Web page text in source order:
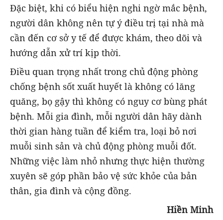
Đặc biệt, khi có biểu hiện nghi ngờ mắc bệnh,
người dân không nên tự ý điều trị tại nhà mà
cần đến cơ sở y tế để được khám, theo dõi và
hướng dẫn xử trí kịp thời.
Điều quan trọng nhất trong chủ động phòng
chống bệnh sốt xuất huyết là không có lăng
quăng, bọ gậy thì không có nguy cơ bùng phát
bệnh. Mỗi gia đình, mỗi người dân hãy dành
thời gian hàng tuần để kiểm tra, loại bỏ nơi
muỗi sinh sản và chủ động phòng muỗi đốt.
Những việc làm nhỏ nhưng thực hiện thường
xuyên sẽ góp phần bảo vệ sức khỏe của bản
thân, gia đình và cộng đồng.
Hiền Minh